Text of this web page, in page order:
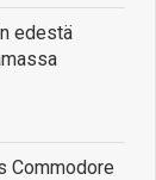
edestä
Commodore